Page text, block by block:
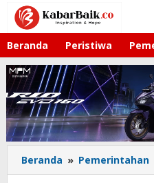
Lewati
konten
Beranda Peristiwa
Beranda » Pemerintahan